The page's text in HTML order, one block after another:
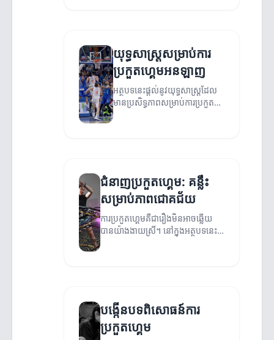
យុទ្ធសាស្ត្រសម្រាប់ការ
ប្រកួតហ្គេមអនឡាញ
អត្ថបទនេះផ្តល់នូវយុទ្ធសាស្ត្រដែល
មានប្រសិទ្ធភាពសម្រាប់ការប្រកួត
ជំនាញប្រកួតហ្គេម: គន្លឹះ
សម្រាប់ភាពជោគជ័យ
ការប្រកួតហ្គេមគឺជារឿងមិនអាចឆ្លើយ
បានយ៉ាងងាយស្រី។ នៅក្នុងអត្ថបទនេះ
បង្កើនបទពិសោធន៍ការ
ប្រកួតហ្គេម